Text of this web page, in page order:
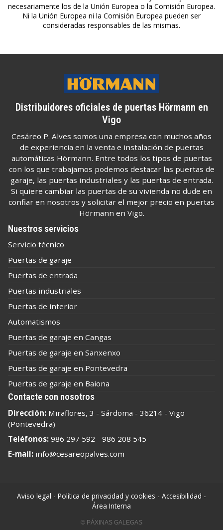
necesariamente los de la Unión Europea o la Comisión Europea.
Ni la Unión Europea ni la Comisión Europea pueden ser
consideradas responsables de las mismas.
Distribuidores oficiales de puertas Hörmann en
Vigo
Cesáreo P. Alves somos una empresa con muchos años
de experiencia en la venta e instalación de puertas
automáticas Hörmann. Entre todos los tipos de puertas
con los que trabajamos podemos destacar las puertas de
garaje, las puertas industriales y las puertas de entrada.
Si quiere cambiar las puertas de su vivienda no dude en
confiar en nosotros y solicitar el mejor precio en puertas
Hörmann en Vigo.
Nuestros servicios
Servicio técnico
Puertas de garaje
Puertas de entrada
Puertas industriales
Puertas de interior
Automatismos
Puertas de garaje en Cangas
Puertas de garaje en Sanxenxo
Puertas de garaje en Pontevedra
Puertas de garaje en Baiona
Contacte con nosotros
Dirección: Miraflores, 3 - Sárdoma - 36214 - Vigo
(Pontevedra)
Teléfonos: 986 297 592 - 986 208 545
E-mail: info@cesareopalves.com
Aviso legal - Política de privacidad y cookies - Accesibilidad -
Área Interna
© PÁXINAS GALEGAS